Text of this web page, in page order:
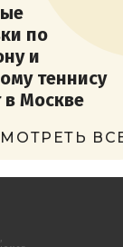
по
и
теннису
в Москве